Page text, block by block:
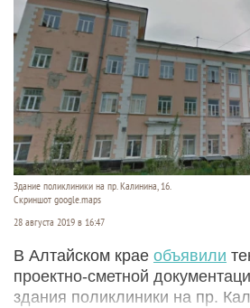
Здание поликлиники на пр. Калинина, 16.
Скриншот google.maps
28 августа 2019 в 16:47
В Алтайском крае объявили
проектно-сметной
здания поликлиники на пр.